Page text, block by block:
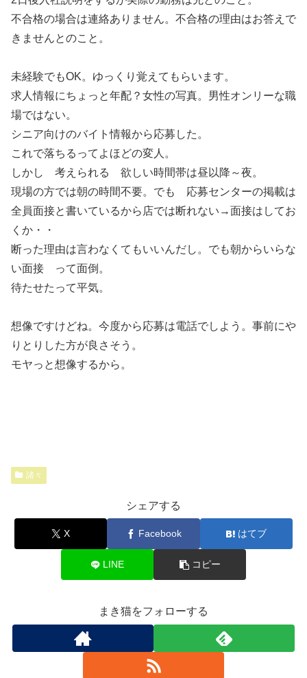
不合格の場合は連絡ありません。不合格の理由はお答えで
きませんとのこと。
未経験でもOK。ゆっくり覚えてもらいます。
求人情報にちょっと年配？女性の写真。男性オンリーな職
場ではない。
シニア向けのバイト情報から応募した。
これで落ちるってよほどの変人。
しかし 考えられる 欲しい時間帯は昼以降～夜。
現場の方では朝の時間不要。でも 応募センターの掲載は
全員面接と書いているから店では断れない→面接はしてお
くか・・
断った理由は言わなくてもいいんだし。でも朝からいらな
い面接 って面倒。
待たせたって平気。
想像ですけどね。今度から応募は電話でしよう。事前にや
りとりした方が良さそう。
モヤっと想像するから。
諸々
シェアする
X Facebook はてブ
LINE コピー
まき猫をフォローする